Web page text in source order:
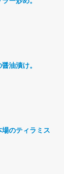
油漬け。
のティラミス。